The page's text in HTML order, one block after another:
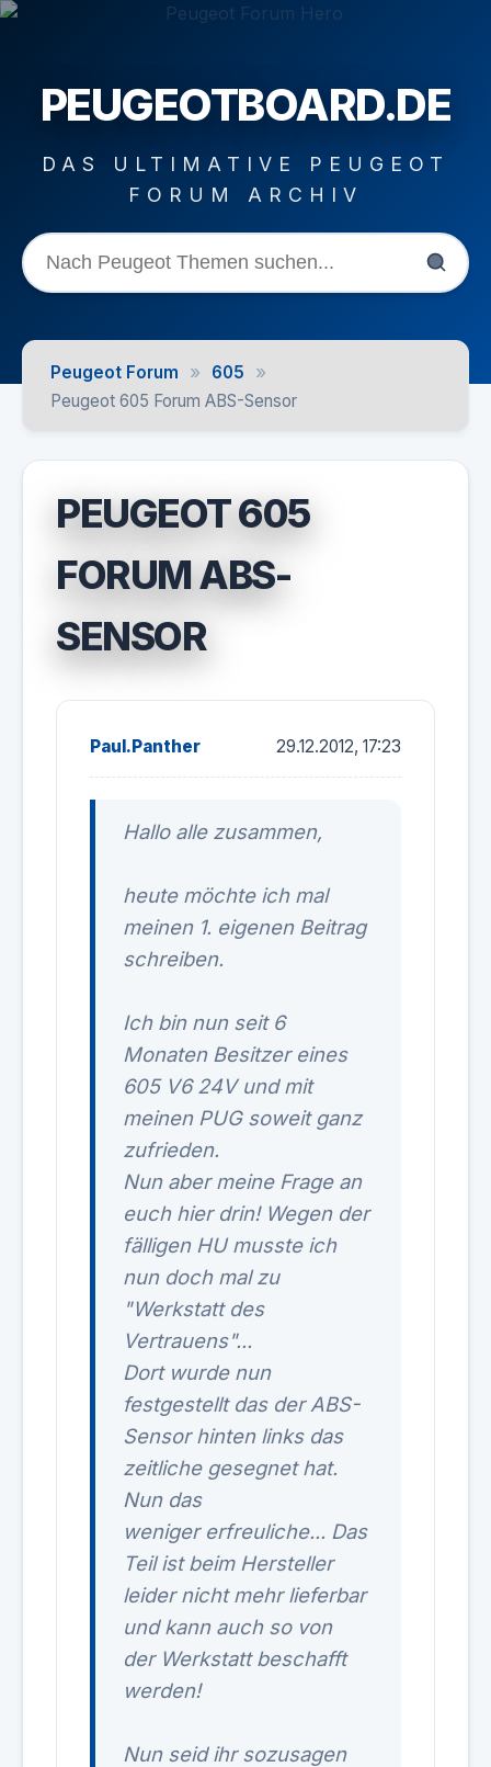
PEUGEOTBOARD.DE
DAS ULTIMATIVE PEUGEOT
FORUM ARCHIV
Peugeot Forum » 605 »
Peugeot 605 Forum ABS-Sensor
PEUGEOT 605
FORUM ABS-
SENSOR
Paul.Panther 29.12.2012, 17:23
Hallo alle zusammen,
heute möchte ich mal
meinen 1. eigenen Beitrag
schreiben.
Ich bin nun seit 6
Monaten Besitzer eines
605 V6 24V und mit
meinen PUG soweit ganz
zufrieden.
Nun aber meine Frage an
euch hier drin! Wegen der
fälligen HU musste ich
nun doch mal zu
"Werkstatt des
Vertrauens"...
Dort wurde nun
festgestellt das der ABS-
Sensor hinten links das
zeitliche gesegnet hat.
Nun das
weniger erfreuliche... Das
Teil ist beim Hersteller
leider nicht mehr lieferbar
und kann auch so von
der Werkstatt beschafft
werden!
Nun seid ihr sozusagen